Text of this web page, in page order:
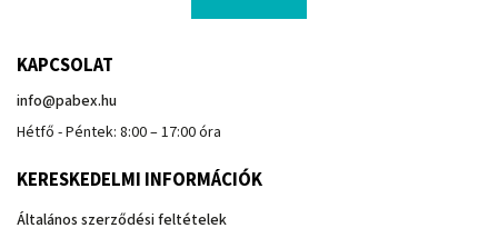
KAPCSOLAT
info@pabex.hu
Hétfő - Péntek: 8:00 – 17:00 óra
KERESKEDELMI INFORMÁCIÓK
Általános szerződési feltételek